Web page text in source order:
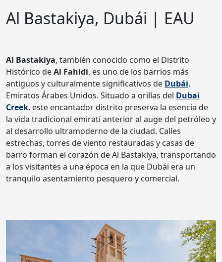
Al Bastakiya, Dubái | EAU
Al Bastakiya, también conocido como el Distrito
Histórico deAl Fahidi, es uno de los barrios más
antiguos y culturalmente significativos de Dubái,
Emiratos Árabes Unidos. Situado a orillas del Dubai
Creek, este encantador distrito preserva la esencia de
la vida tradicional emiratí anterior al auge del petróleo y
al desarrollo ultramoderno de la ciudad. Calles
estrechas, torres de viento restauradas y casas de
barro forman el corazón de Al Bastakiya, transportando
a los visitantes a una época en la que Dubái era un
tranquilo asentamiento pesquero y comercial.